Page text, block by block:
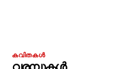
കവിതകൾ